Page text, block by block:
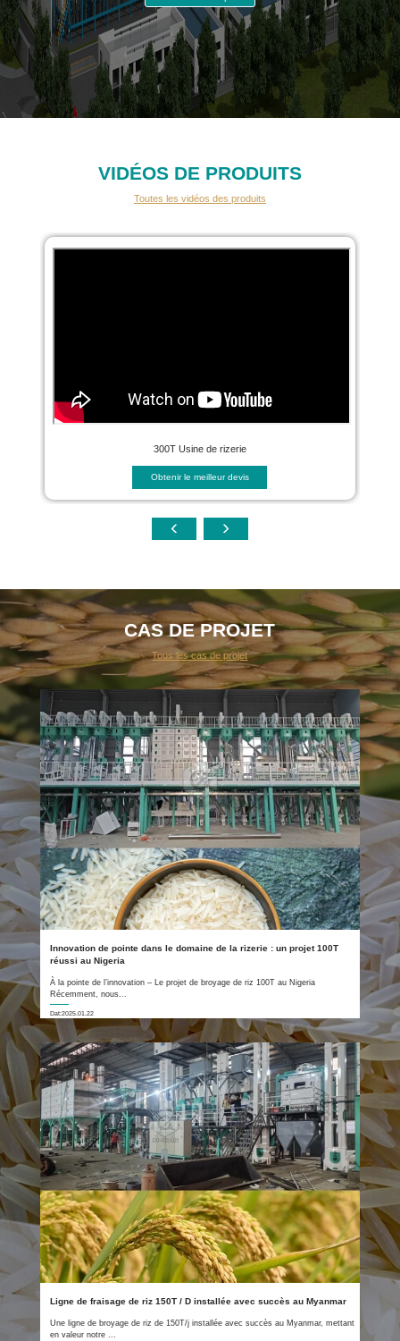
VIDÉOS DE PRODUITS
Toutes les vidéos des produits
300T Usine de rizerie
Obtenir le meilleur devis
CAS DE PROJET
Tous les cas de projet
Innovation de pointe dans le domaine de la rizerie : un projet 100T
réussi au Nigeria
À la pointe de l’innovation – Le projet de broyage de riz 100T au Nigeria
Récemment, nous...
Dat:2025.01.22
Ligne de fraisage de riz 150T / D installée avec succès au Myanmar
Une ligne de broyage de riz de 150T/j installée avec succès au Myanmar, mettant
en valeur notre ...